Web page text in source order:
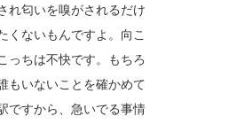
れ匂いを嗅がされるだけ
くないもんですよ。向こ
っちは不快です。もちろ
もいないことを確かめて
ですから、急いでる事情